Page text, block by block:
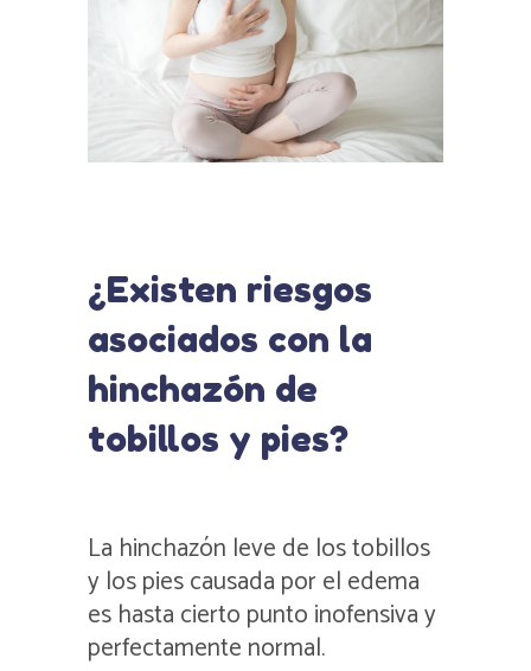
¿Existen riesgos
asociados con la
hinchazón de
tobillos y pies?
La hinchazón leve de los tobillos
y los pies causada por el edema
es hasta cierto punto inofensiva y
perfectamente normal.